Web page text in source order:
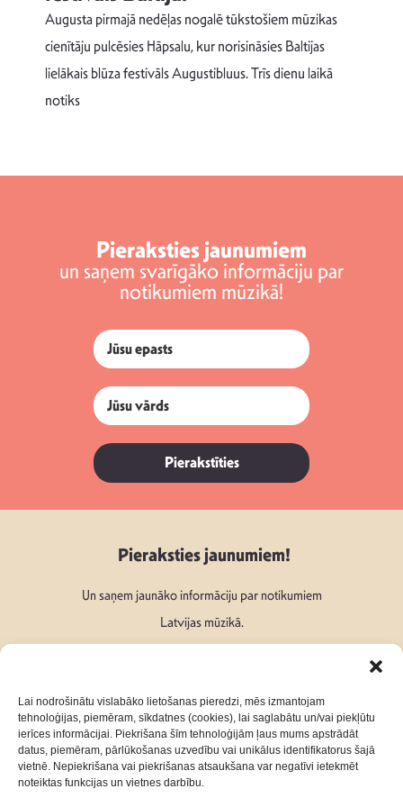
Lai nodrošinātu vislabāko lietošanas pieredzi, mēs izmantojam
tehnoloģijas, piemēram, sīkdatnes (cookies), lai saglabātu un/vai piekļūtu
ierīces informācijai. Piekrišana šīm tehnoloģijām ļaus mums apstrādāt
datus, piemēram, pārlūkošanas uzvedību vai unikālus identifikatorus šajā
vietnē. Nepiekrišana vai piekrišanas atsaukšana var negatīvi ietekmēt
noteiktas funkcijas un vietnes darbību.
Augusta pirmajā nedēļas nogalē tūkstošiem mūzikas
cienītāju pulcēsies Hāpsalu, kur norisināsies Baltijas
lielākais blūza festivāls Augustibluus. Trīs dienu laikā
notiks
Pieraksties jaunumiem
un saņem svarīgāko informāciju par
notikumiem mūzikā!
Pierakstīties
Pieraksties jaunumiem!
Un saņem jaunāko informāciju par notikumiem
Latvijas mūzikā.
Seko mums: